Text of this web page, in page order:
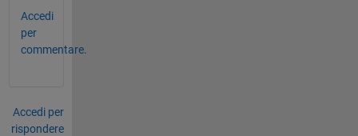
Accedi
per
commentare.
Accedi per
rispondere